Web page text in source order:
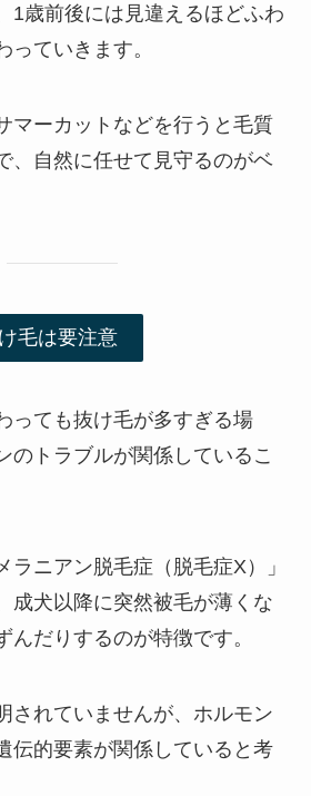
1歳前後には見違えるほどふわ
っていきます。
マーカットなどを行うと毛質
、自然に任せて見守るのがベ
毛は要注意
っても抜け毛が多すぎる場
のトラブルが関係しているこ
ラニアン脱毛症（脱毛症X）」
成犬以降に突然被毛が薄くな
んだりするのが特徴です。
されていませんが、ホルモン
伝的要素が関係していると考